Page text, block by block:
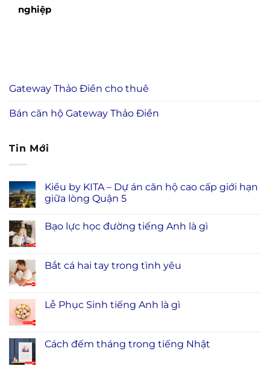
nghiệp
Gateway Thảo Điền cho thuê
Bán căn hộ Gateway Thảo Điền
Tin Mới
Kiều by KITA – Dự án căn hộ cao cấp giới hạn
giữa lòng Quận 5
Bạo lực học đường tiếng Anh là gì
Bắt cá hai tay trong tình yêu
Lễ Phục Sinh tiếng Anh là gì
Cách đếm tháng trong tiếng Nhật